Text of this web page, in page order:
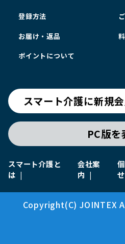
登録方法
お届け・返品
ポイントについて
スマート介護に新規
PC版を
スマート介護と
は
会社案
内
せ
Copyright(C) JOINTEX